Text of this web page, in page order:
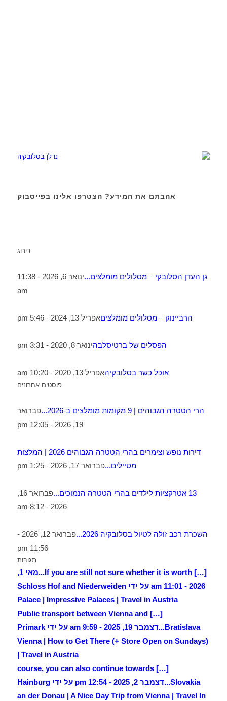
אהבתם את המידע? הצטרפו אלינו בפייסבוק
דירוג
גן העדן הסלובקי – מסלולים מומלצים...
ינואר 6, 2026 - 11:38
am
הרביינוק – מסלולים מומלציםאפריל 13, 2024 - 5:46 pm
הפסלים של ברטיסלבהינואר 8, 2020 - 3:31 pm
אוכל כשר בסלובקיהאפריל 13, 2020 - 10:20 am
פוסטים אחרונים
הרי הטטרה הגבוהים | 9 מקומות מומלצים ב-2026...
פברואר
19, 2026 - 12:05 pm
דירות נופש וצימרים בהרי הטטרה הגבוהים 2026 | המלצות
מטיילים...פברואר 17, 2026 - 1:25 pm
13 אטרקציות לילדים בהרי הטטרה הנמוכים...
פברואר 16,
2026 - 8:12 am
השכרת רכב זולה לטיול בסלובקיה 2026...
פברואר 12, 2026 -
11:56 pm
תגובות
[…] If you are still not sure whether it is worth...
מאי 1,
2026 - 11:01 am על ידי Schloss Hof and Niederweiden
Palace | Impressive Palaces | Travel in Austria
[…] Public transport between Vienna and
Bratislava...
דצמבר 19, 2025 - 9:59 am על ידי Primark
Vienna | How to Get There (+ Store Open on Sundays)
| Travel in Austria
[…] course, you can also continue towards
Slovakia...
דצמבר 2, 2025 - 12:54 pm על ידי Hainburg
an der Donau | A Nice Day Trip from Vienna | Travel In